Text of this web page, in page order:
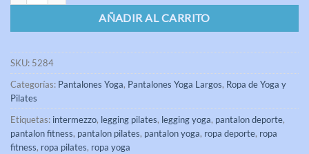
AÑADIR AL CARRITO
SKU: 5284
Categorías: Pantalones Yoga, Pantalones Yoga Largos, Ropa de Yoga y
Pilates
Etiquetas: intermezzo, legging pilates, legging yoga, pantalon deporte,
pantalon fitness, pantalon pilates, pantalon yoga, ropa deporte, ropa
fitness, ropa pilates, ropa yoga